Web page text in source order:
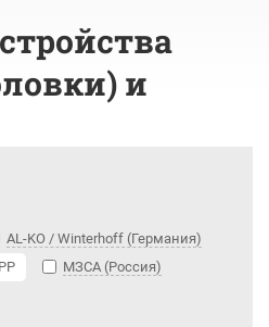
и
AL-KO / Winterhoff (Германия)
МЗСА (Россия)